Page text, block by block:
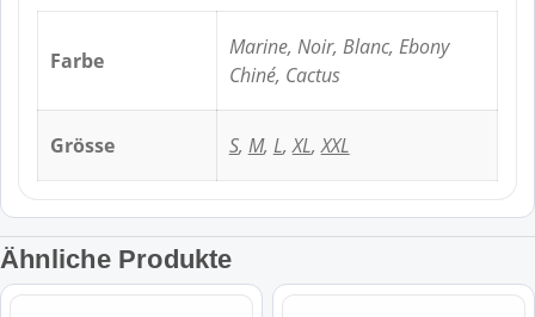
Farbe
Marine, Noir, Blanc, Ebony
Chiné, Cactus
Grösse S, M, L,XL,XXL
Ähnliche Produkte